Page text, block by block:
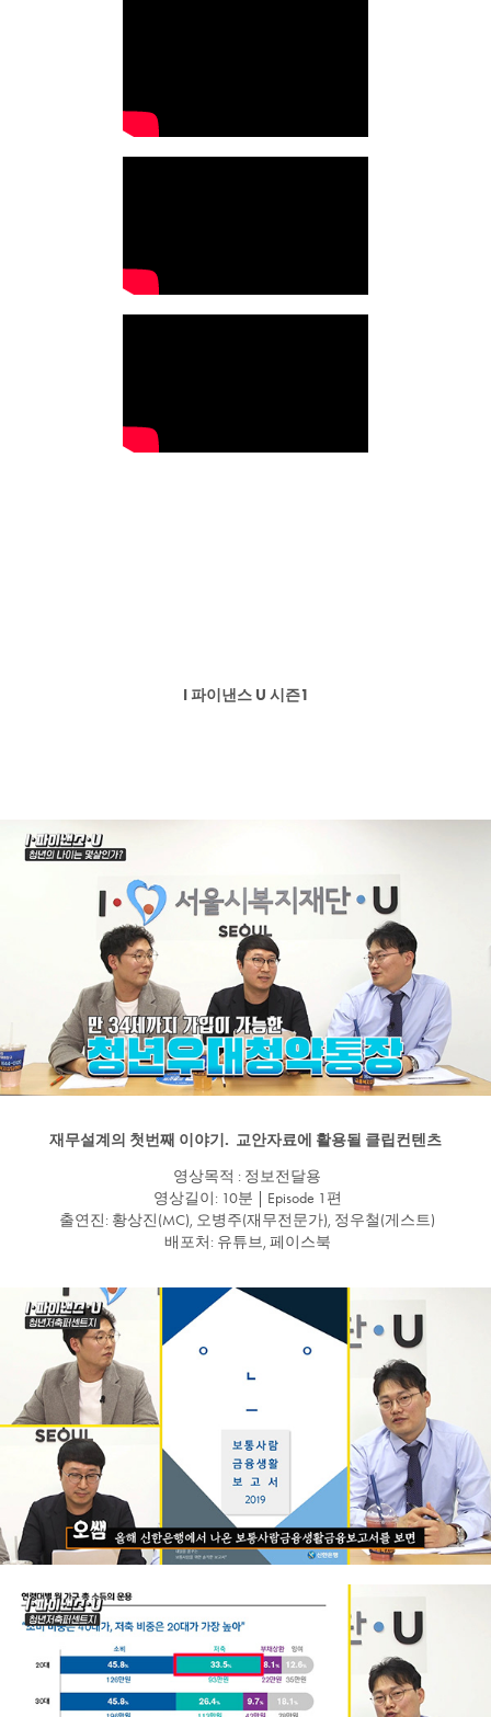
I 파이낸스 U 시즌1
재무설계의 첫번째 이야기. 교안자료에 활용될 클립컨텐츠
영상목적 : 정보전달용
영상길이: 10분 | Episode 1편
출연진: 황상진(MC), 오병주(재무전문가), 정우철(게스트)
배포처: 유튜브, 페이스북